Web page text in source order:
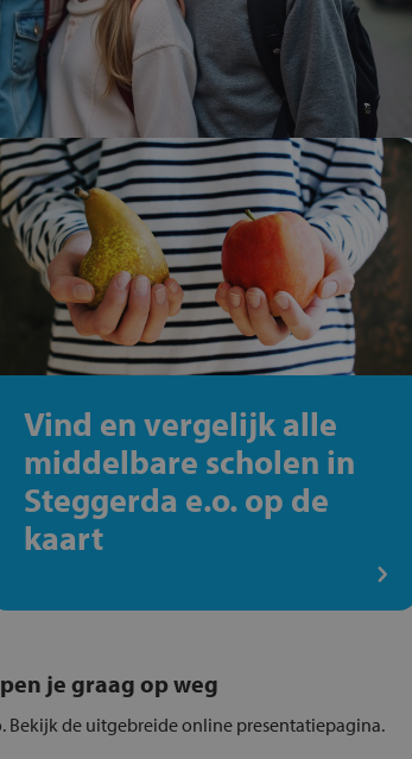
Vind en vergelijk alle
middelbare scholen in
Steggerda e.o. op de
kaart
je graag op weg
Bekijk de uitgebreide online presentatiepagina.